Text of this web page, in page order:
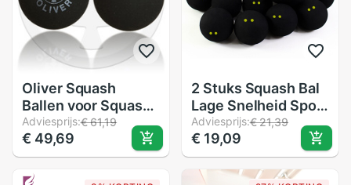
Oliver Squash
Ballen voor Squash
Racket, Drie
Verschillende
Snelheden
Adviesprijs:€ 61,19
€ 49,69
2 Stuks Squash Bal
Lage Snelheid Sport
Rubber Ballen Gele
Stippen
Professionele
Speler Concurrentie
Adviesprijs:€ 21,39
€ 19,09